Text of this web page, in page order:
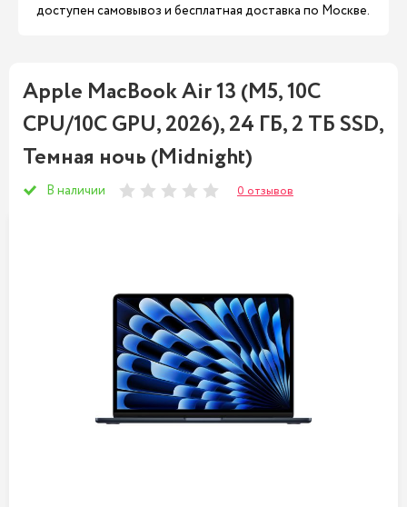
доступен самовывоз и бесплатная доставка по Москве.
Apple MacBook Air 13 (M5, 10C
CPU/10C GPU, 2026), 24 ГБ, 2 ТБ SSD,
Темная ночь (Midnight)
В наличии 0 отзывов